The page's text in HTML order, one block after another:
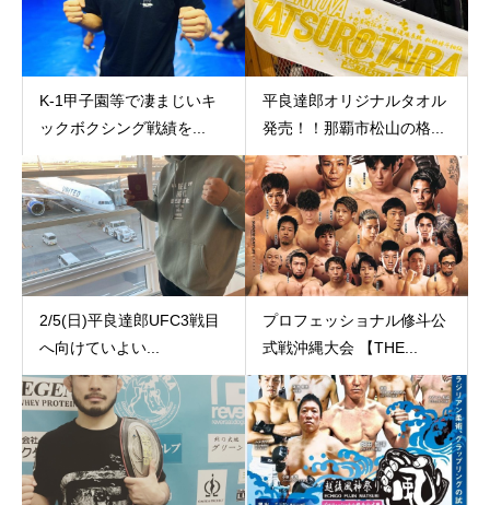
K-1甲子園等で凄まじいキ
ックボクシング戦績を...
平良達郎オリジナルタオル
発売！！那覇市松山の格...
2/5(日)平良達郎UFC3戦目
へ向けていよい...
プロフェッショナル修斗公
式戦沖縄大会 【THE...